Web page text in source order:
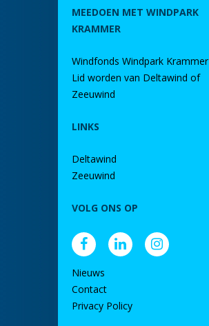
MEEDOEN MET WINDPARK
KRAMMER
Windfonds Windpark Krammer
Lid worden van Deltawind of
Zeeuwind
LINKS
Deltawind
Zeeuwind
VOLG ONS OP
Nieuws
Contact
Privacy Policy